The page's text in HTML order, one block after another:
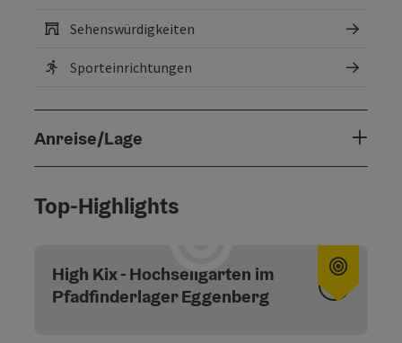
Sehenswürdigkeiten
Sporteinrichtungen
Anreise/Lage
Top-Highlights
High Kix - Hochseilgarten im
Pfadfinderlager Eggenberg